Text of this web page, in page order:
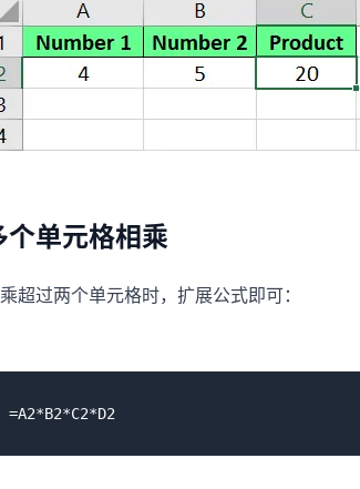
个单元格相乘
超过两个单元格时，扩展公式即可：